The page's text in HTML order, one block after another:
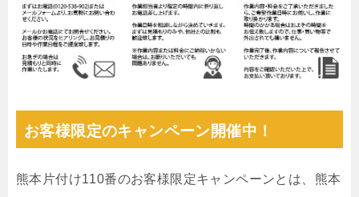
お客様限定のキャンペーン開催中！
熊本片付け110番のお客様限定キャンペーンとは、熊本